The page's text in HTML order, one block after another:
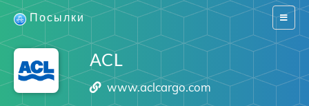
Switch
Посылки
ACL
www.aclcargo.com